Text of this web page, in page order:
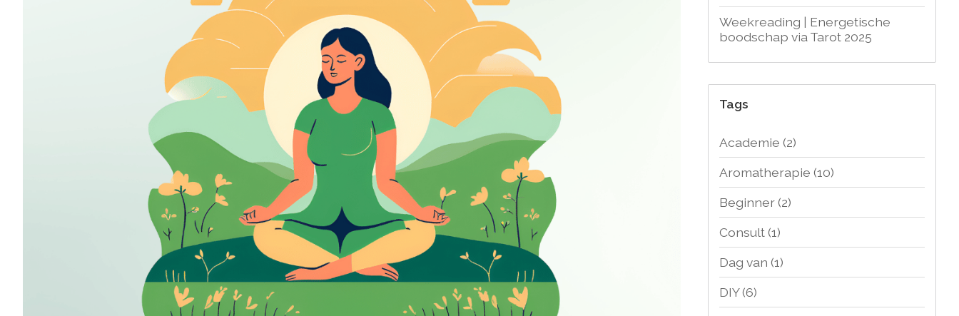
Weekreading | Energetische
boodschap via Tarot 2025
Tags
Academie (2)
Aromatherapie (10)
Beginner(2)
Consult(1)
Dag van (1)
DIY(6)